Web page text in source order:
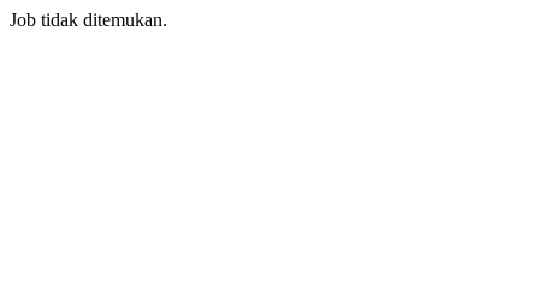
Job tidak ditemukan.